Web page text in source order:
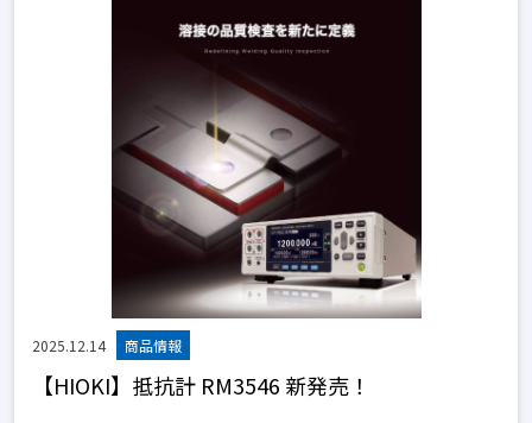
2025.12.14
【HIOKI】抵抗計 RM3546 新発売！